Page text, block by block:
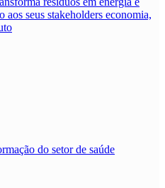
seus stakeholders economia,
do setor de saúde